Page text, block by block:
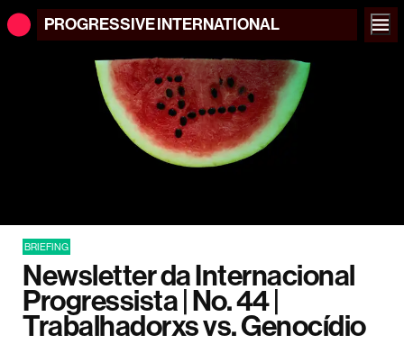
PROGRESSIVEINTERNATIONAL
BRIEFING
Newsletter da Internacional
Progressista | No. 44 |
Trabalhadorxs vs. Genocídio